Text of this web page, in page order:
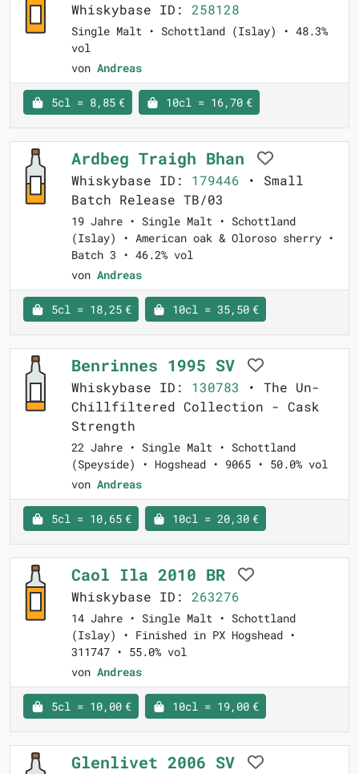
Whiskybase ID: 258128
Single Malt • Schottland (Islay) • 48.3%
vol
von Andreas
5cl = 8,85 € 10cl = 16,70 €
Ardbeg Traigh Bhan
Whiskybase ID: 179446 • Small
Batch Release TB/03
19 Jahre • Single Malt • Schottland
(Islay) • American oak & Oloroso sherry •
Batch 3 • 46.2% vol
von Andreas
5cl = 18,25 € 10cl = 35,50 €
Benrinnes 1995 SV
Whiskybase ID: 130783 • The Un-
Chillfiltered Collection - Cask
Strength
22 Jahre • Single Malt • Schottland
(Speyside) • Hogshead • 9065 • 50.0% vol
von Andreas
5cl = 10,65 € 10cl = 20,30 €
Caol Ila 2010 BR
Whiskybase ID: 263276
14 Jahre • Single Malt • Schottland
(Islay) • Finished in PX Hogshead •
311747 • 55.0% vol
von Andreas
5cl = 10,00 € 10cl = 19,00 €
Glenlivet 2006 SV